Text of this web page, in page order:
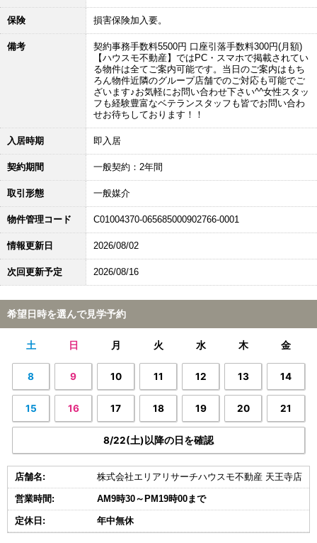
保険 損害保険加入要。
備考
契約事務手数料5500円 口座引落手数料300円(月額)
【ハウスモ不動産】ではPC・スマホで掲載されてい
る物件は全てご案内可能です。当日のご案内はもち
ろん物件近隣のグループ店舗でのご対応も可能でご
ざいます♪お気軽にお問い合わせ下さい^^女性スタッ
フも経験豊富なベテランスタッフも皆でお問い合わ
せお待ちしております！！
入居時期 即入居
契約期間 一般契約：2年間
取引形態 一般媒介
物件管理コード C01004370-065685000902766-0001
情報更新日 2026/08/02
次回更新予定 2026/08/16
希望日時を選んで見学予約
土 日 月 火 水 木 金
8 9 10 11 12 13 14
15 16 17 18 19 20 21
8/22(土)以降の日を確認
店舗名: 株式会社エリアリサーチハウスモ不動産 天王寺店
営業時間: AM9時30～PM19時00まで
定休日: 年中無休